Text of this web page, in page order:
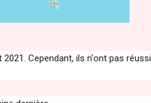
Cependant, ils n'ont pas réussi